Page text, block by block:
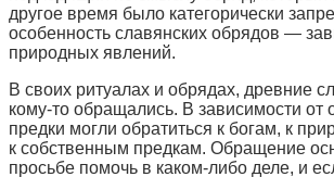
другое время было категорически
особенность славянских обрядов —
природных явлений.
В своих ритуалах и обрядах, древние
кому-то обращались. В зависимости от
предки могли обратиться к богам, к
к собственным предкам. Обращение
просьбе помочь в каком-либо деле, и